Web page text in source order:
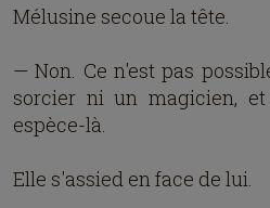
Mélusine secoue la tête.
— Non. Ce n'est pas
sorcier ni un magicien,
espèce-là.
Elle s'assied en face de lui.